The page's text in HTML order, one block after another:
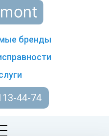
бренды
44-74